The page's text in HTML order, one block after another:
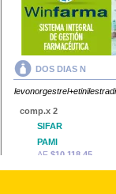
DOS DIAS N
comp.x 2
SIFAR
PAMI
AF $10.118,45